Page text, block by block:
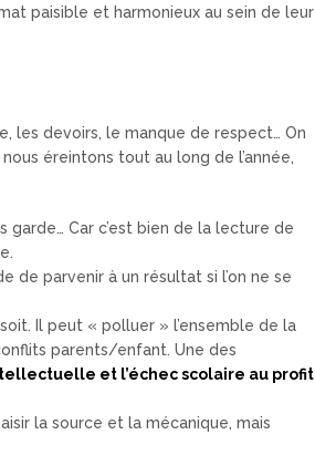
paisible et harmonieux au sein de leur
les devoirs, le manque de respect… On
éreintons tout au long de l’année,
Car c’est bien de la lecture de
de parvenir à un résultat si l’on ne se
Il peut « polluer » l’ensemble de la
parents/enfant. Une des
et l’échec scolaire au profit
la source et la mécanique, mais